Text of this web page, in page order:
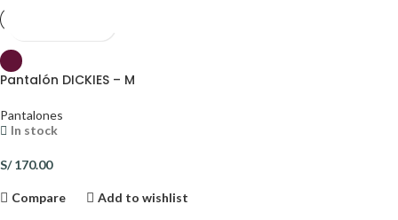
Pantalón DICKIES – M
Pantalones
In stock
S/170.00
Compare Add to wishlist